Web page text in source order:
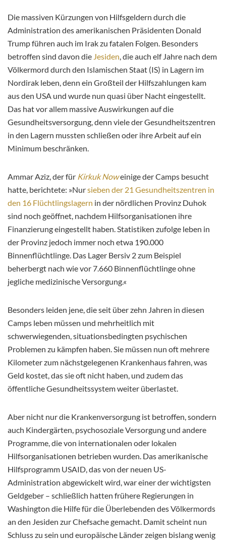
Die massiven Kürzungen von Hilfsgeldern durch die
Administration des amerikanischen Präsidenten Donald
Trump führen auch im Irak zu fatalen Folgen. Besonders
betroffen sind davon die Jesiden , die auch elf Jahre nach dem
Völkermord durch den Islamischen Staat (IS) in Lagern im
Nordirak leben, denn ein Großteil der Hilfszahlungen kam
aus den USA und wurde nun quasi über Nacht eingestellt.
Das hat vor allem massive Auswirkungen auf die
Gesundheitsversorgung, denn viele der Gesundheitszentren
in den Lagern mussten schließen oder ihre Arbeit auf ein
Minimum beschränken.
Ammar Aziz, der für Kirkuk Noweinige der Camps besucht
hatte, berichtete: »Nursieben der 21 Gesundheitszentren in
den 16 Flüchtlingslagern in der nördlichen Provinz Duhok
sind noch geöffnet, nachdem Hilfsorganisationen ihre
Finanzierung eingestellt haben. Statistiken zufolge leben in
der Provinz jedoch immer noch etwa 190.000
Binnenflüchtlinge. Das Lager Bersiv 2 zum Beispiel
beherbergt nach wie vor 7.660 Binnenflüchtlinge ohne
jegliche medizinische Versorgung.«
Besonders leiden jene, die seit über zehn Jahren in diesen
Camps leben müssen und mehrheitlich mit
schwerwiegenden, situationsbedingten psychischen
Problemen zu kämpfen haben. Sie müssen nun oft mehrere
Kilometer zum nächstgelegenen Krankenhaus fahren, was
Geld kostet, das sie oft nicht haben, und zudem das
öffentliche Gesundheitssystem weiter überlastet.
Aber nicht nur die Krankenversorgung ist betroffen, sondern
auch Kindergärten, psychosoziale Versorgung und andere
Programme, die von internationalen oder lokalen
Hilfsorganisationen betrieben wurden. Das amerikanische
Hilfsprogramm USAID, das von der neuen US-
Administration abgewickelt wird, war einer der wichtigsten
Geldgeber – schließlich hatten frühere Regierungen in
Washington die Hilfe für die Überlebenden des Völkermords
an den Jesiden zur Chefsache gemacht. Damit scheint nun
Schluss zu sein und europäische Länder zeigen bislang wenig